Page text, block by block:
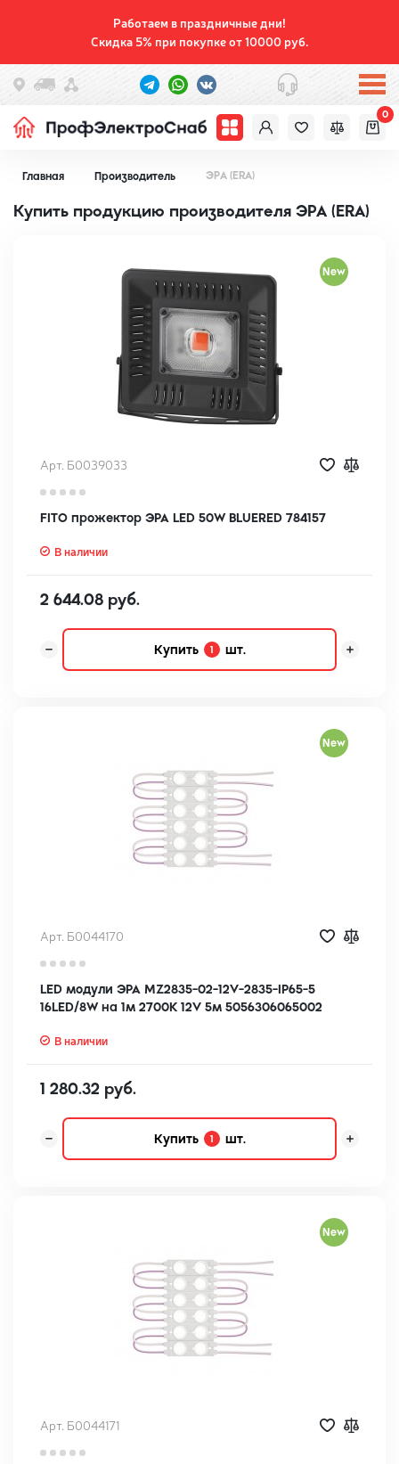
Работаем в праздничные дни!
Скидка 5% при покупке от 10000 руб.
0
Главная Производитель ЭРА (ERA)
Купить продукцию производителя ЭРА (ERA)
New
Арт. Б0039033
FITO прожектор ЭРА LED 50W BLUERED 784157
В наличии
2 644.08 руб.
Купить 1 шт.
New
Арт. Б0044170
LED модули ЭРА MZ2835-02-12V-2835-IP65-5
16LED/8W на 1м 2700K 12V 5м 5056306065002
В наличии
1 280.32 руб.
Купить 1 шт.
New
Арт. Б0044171